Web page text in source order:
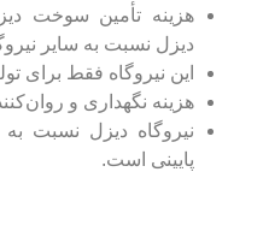
هزینه تأمین سوخت
دیزل نسبت به سایر
این نیروگاه فقط برای
هزینه نگهداری و
نیروگاه دیزل نسبت به
پایینی است.